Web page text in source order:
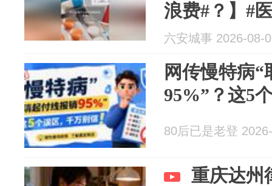
浪费#？】#
你想象的多#
保卡里的钱
六安城事 2026-08-
网传慢特病
95%”？这5
80后已是老登
重庆达州